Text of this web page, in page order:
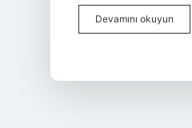
Devamını okuyun
Nedir